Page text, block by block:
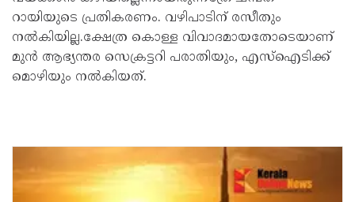
റായിയുടെ പ്രതികരണം. വഴിപാടിന് രസീതും
നല്‍കിയില്ല.ക്ഷേത്ര കൊള്ള വിവാദമായതോടെയാണ്
മുന്‍ ആഭ്യന്തര സെക്രട്ടറി പരാതിയും, എസ്‌ഐടിക്ക്
മൊഴിയും നല്‍കിയത്.